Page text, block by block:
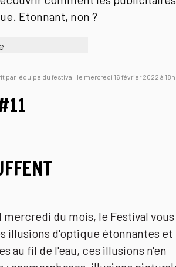
Etonnant, non ?
par l'équipe du festival, le mercredi 16 février 2022 à
mercredi du mois, le Festival vous
illusions d'optique étonnantes et
au fil de l'eau, ces illusions n'en